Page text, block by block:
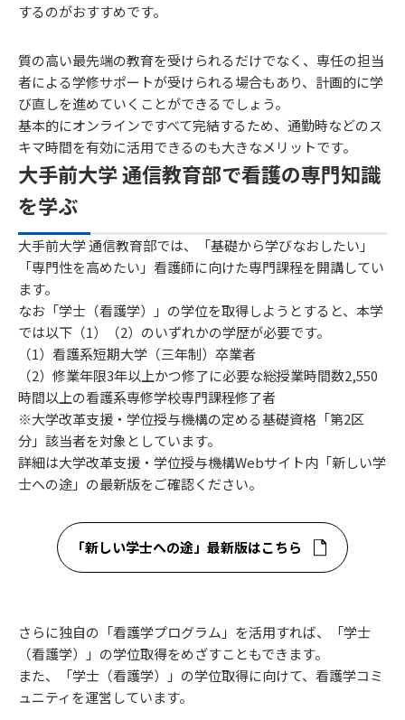
するのがおすすめです。
質の高い最先端の教育を受けられるだけでなく、専任の担当
者による学修サポートが受けられる場合もあり、計画的に学
び直しを進めていくことができるでしょう。
基本的にオンラインですべて完結するため、通勤時などのス
キマ時間を有効に活用できるのも大きなメリットです。
大手前大学 通信教育部で看護の専門知識
を学ぶ
大手前大学 通信教育部では、「基礎から学びなおしたい」
「専門性を高めたい」看護師に向けた専門課程を開講してい
ます。
なお「学士（看護学）」の学位を取得しようとすると、本学
では以下（1）（2）のいずれかの学歴が必要です。
（1）看護系短期大学（三年制）卒業者
（2）修業年限3年以上かつ修了に必要な総授業時間数2,550
時間以上の看護系専修学校専門課程修了者
※大学改革支援・学位授与機構の定める基礎資格「第2区
分」該当者を対象としています。
詳細は大学改革支援・学位授与機構Webサイト内「新しい学
士への途」の最新版をご確認ください。
「新しい学士への途」最新版はこちら
さらに独自の「看護学プログラム」を活用すれば、「学士
（看護学）」の学位取得をめざすこともできます。
また、「学士（看護学）」の学位取得に向けて、看護学コミ
ュニティを運営しています。